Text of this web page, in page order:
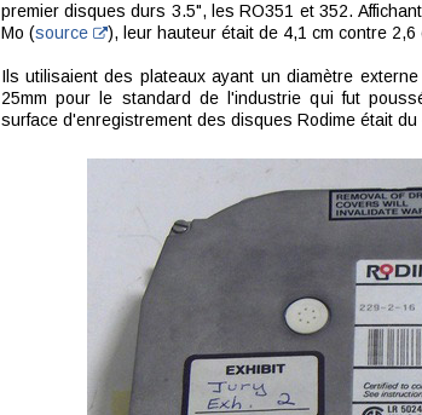
premier disques durs 3.5", les RO351 et 352.
Mo (source ), leur hauteur était de 4,1 cm contre
Ils utilisaient des plateaux ayant un diamètre
25mm pour le standard de l'industrie qui fut
surface d'enregistrement des disques Rodime était du